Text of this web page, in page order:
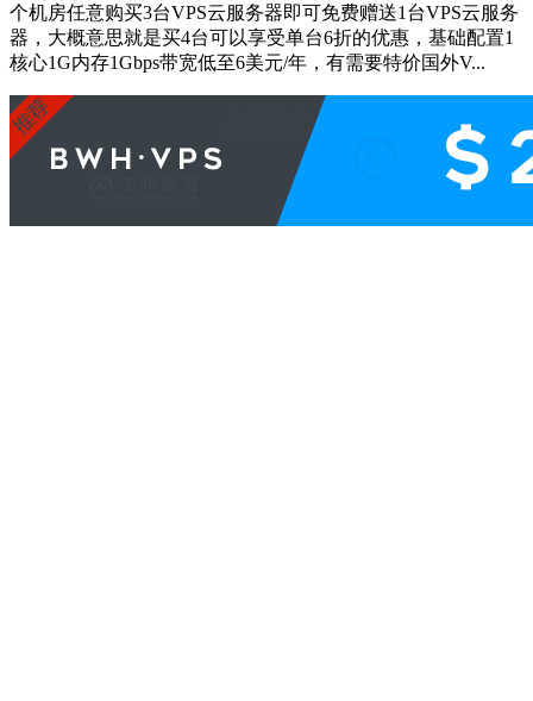
个机房任意购买3台VPS云服务器即可免费赠送1台VPS云服务
器，大概意思就是买4台可以享受单台6折的优惠，基础配置1
核心1G内存1Gbps带宽低至6美元/年，有需要特价国外V...